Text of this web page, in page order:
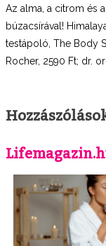
Az alma, a citrom és
búzacsírával!
testápoló, The Body
Rocher, 2590 Ft; dr.